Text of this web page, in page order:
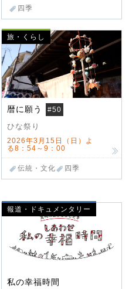
四季
旅・くらし
暦に願う #50
ひな祭り
2026年3月15日（日）よ
る8：54～9：00
伝統・文化 四季
報道・ドキュメンタリー
私の幸福時間